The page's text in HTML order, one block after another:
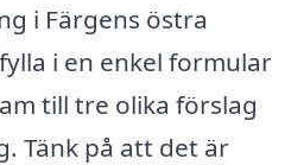
i Färgens östra
i en enkel formular
till tre olika förslag
Tänk på att det är